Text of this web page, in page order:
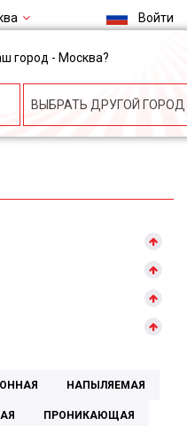
город - Москва?
ВЫБРАТЬ ДРУГОЙ ГОРОД
Войти
9.00-18.00
НАПЫЛЯЕМАЯ
ПРОНИКАЮЩАЯ